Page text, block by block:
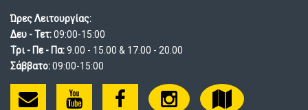
Ώρες Λειτουργίας:
Δευ - Τετ:09:00-15:00
Τρι - Πε - Πα:9.00 - 15.00 & 17.00 - 20.00
Σάββατο:09:00-15:00